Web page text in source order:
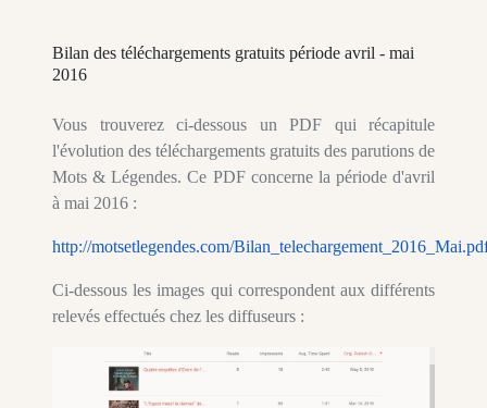
Bilan des téléchargements gratuits période avril - mai
2016
Vous trouverez ci-dessous un PDF qui récapitule
l'évolution des téléchargements gratuits des parutions de
Mots & Légendes. Ce PDF concerne la période d'avril
à mai 2016 :
http://motsetlegendes.com/
Ci-dessous les images qui correspondent aux différents
relevés effectués chez les diffuseurs :